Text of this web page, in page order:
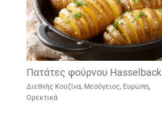
Πατάτες φούρνου Hasselback
Διεθνής Κουζίνα, Μεσόγειος, Ευρώπη,
Ορεκτικά